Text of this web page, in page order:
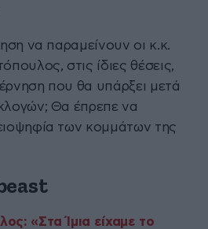
να παραμείνουν οι κ.κ.
στις ίδιες θέσεις,
που θα υπάρξει μετά
Θα έπρεπε να
των κομμάτων της
«Στα Ίμια είχαμε το